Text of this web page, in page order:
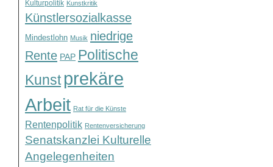
Kulturpolitik Kunstkritik
Künstlersozialkasse
Mindestlohn Musik niedrige
Rente PAP Politische
Kunst prekäre
Arbeit Rat für die Künste
Rentenpolitik Rentenversicherung
Senatskanzlei Kulturelle
Angelegenheiten